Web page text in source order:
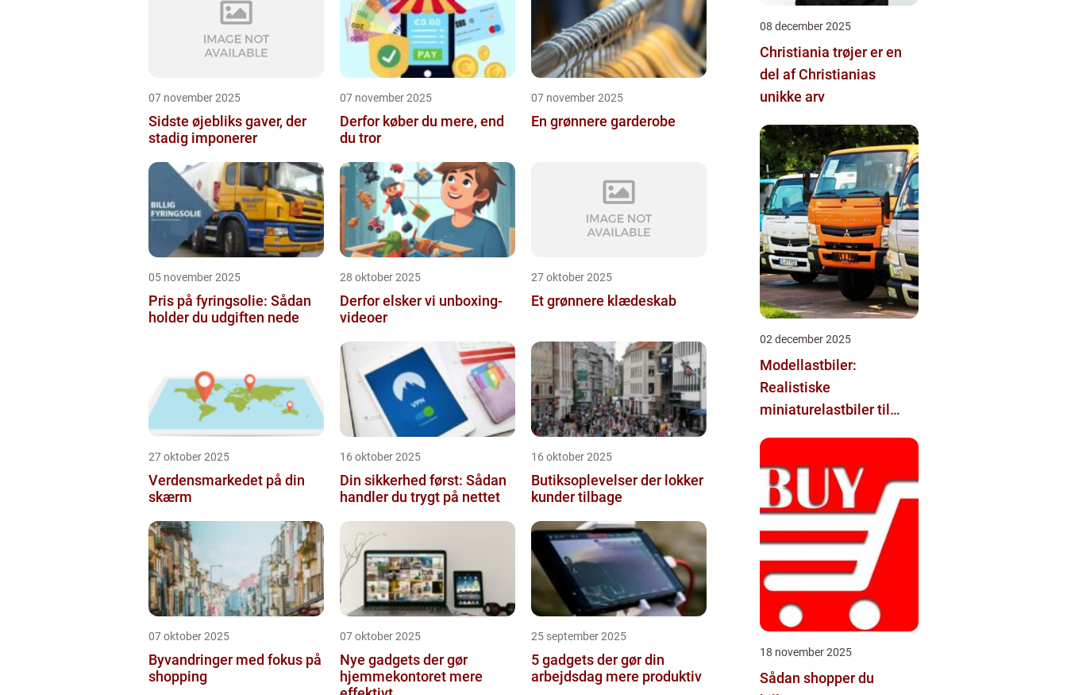
07 november 2025
Sidste øjebliks gaver, der
stadig imponerer
07 november 2025
Derfor køber du mere, end
du tror
07 november 2025
En grønnere garderobe
05 november 2025
Pris på fyringsolie: Sådan
holder du udgiften nede
28 oktober 2025
Derfor elsker vi unboxing-
videoer
27 oktober 2025
Et grønnere klædeskab
27 oktober 2025
Verdensmarkedet på din
skærm
16 oktober 2025
Din sikkerhed først: Sådan
handler du trygt på nettet
16 oktober 2025
Butiksoplevelser der lokker
kunder tilbage
07 oktober 2025
Byvandringer med fokus på
shopping
07 oktober 2025
Nye gadgets der gør
hjemmekontoret mere
25 september 2025
5 gadgets der gør din
arbejdsdag mere produktiv
08 december 2025
Christiania trøjer er en
del af Christianias
unikke arv
02 december 2025
Modellastbiler:
Realistiske
miniaturelastbiler til
18 november 2025
Sådan shopper du